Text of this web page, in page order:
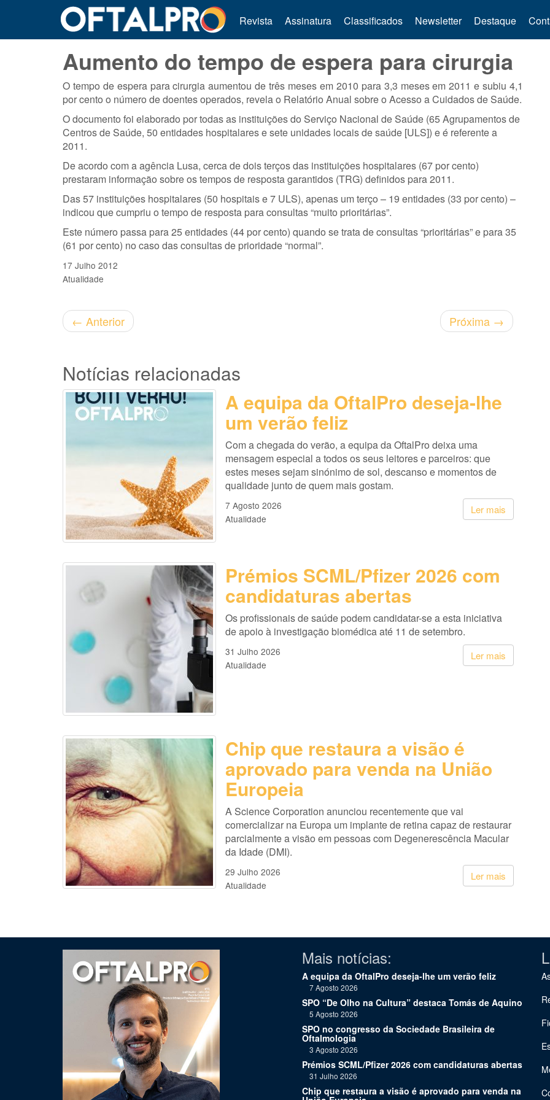
Revista Assinatura Classificados Newsletter Destaque
Aumento do tempo de espera para cirurgia
O tempo de espera para cirurgia aumentou de três meses em 2010 para 3,3 meses em 2011 e subiu 4,1
por cento o número de doentes operados, revela o Relatório Anual sobre o Acesso a Cuidados de Saúde.
O documento foi elaborado por todas as instituições do Serviço Nacional de Saúde (65 Agrupamentos de
Centros de Saúde, 50 entidades hospitalares e sete unidades locais de saúde [ULS]) e é referente a
2011.
De acordo com a agência Lusa, cerca de dois terços das instituições hospitalares (67 por cento)
prestaram informação sobre os tempos de resposta garantidos (TRG) definidos para 2011.
Das 57 instituições hospitalares (50 hospitais e 7 ULS), apenas um terço – 19 entidades (33 por cento) –
indicou que cumpriu o tempo de resposta para consultas “muito prioritárias”.
Este número passa para 25 entidades (44 por cento) quando se trata de consultas “prioritárias” e para 35
(61 por cento) no caso das consultas de prioridade “normal”.
17 Julho 2012
Atualidade
← Anterior Próxima →
Notícias relacionadas
A equipa da OftalPro deseja-lhe
um verão feliz
Com a chegada do verão, a equipa da OftalPro deixa uma
mensagem especial a todos os seus leitores e parceiros: que
estes meses sejam sinónimo de sol, descanso e momentos de
qualidade junto de quem mais gostam.
Ler mais
7 Agosto 2026
Atualidade
Prémios SCML/Pfizer 2026 com
candidaturas abertas
Os profissionais de saúde podem candidatar-se a esta iniciativa
de apoio à investigação biomédica até 11 de setembro.
Ler mais
31 Julho 2026
Atualidade
Chip que restaura a visão é
aprovado para venda na União
Europeia
A Science Corporation anunciou recentemente que vai
comercializar na Europa um implante de retina capaz de restaurar
parcialmente a visão em pessoas com Degenerescência Macular
da Idade (DMI).
Ler mais
29 Julho 2026
Atualidade
Clique para ler
Mais notícias:
A equipa da OftalPro deseja-lhe um verão feliz
7 Agosto 2026
SPO “De Olho na Cultura” destaca Tomás de Aquino
5 Agosto 2026
SPO no congresso da Sociedade Brasileira de
Oftalmologia
3 Agosto 2026
Prémios SCML/Pfizer 2026 com candidaturas abertas
31 Julho 2026
Chip que restaura a visão é aprovado para venda na